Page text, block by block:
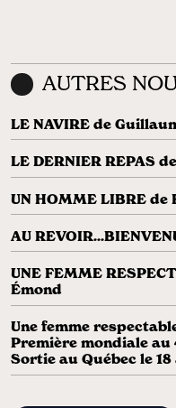
AUTRES
LE NAVIRE de
LE DERNIER REPAS
UN HOMME LIBRE
AU
UNE FEMME
Émond
Une femme
Première mondiale
Sortie au Québec le